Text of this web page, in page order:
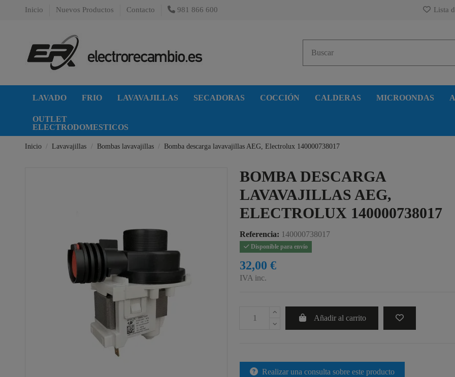
Inicio Nuevos Productos Contacto 981 866 600 Lista
LAVADO FRIO LAVAVAJILLAS SECADORAS COCCIÓN CALDERAS MICROONDAS
OUTLET
ELECTRODOMESTICOS
Inicio Lavavajillas Bombas lavavajillas Bomba descarga lavavajillas AEG, Electrolux 140000738017
BOMBA DESCARGA
LAVAVAJILLAS AEG,
ELECTROLUX 140000738017
Referencia: 140000738017
Disponible para envío
32,00 €
IVA inc.
Añadir al carrito
Realizar una consulta sobre este producto